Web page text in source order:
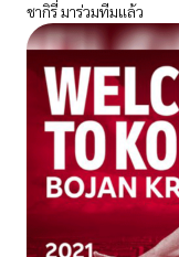
ชากิรี่ มาร่วมทีมแล้ว